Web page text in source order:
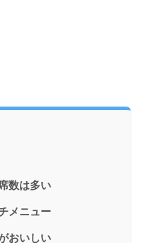
数は多い
メニュー
おいしい